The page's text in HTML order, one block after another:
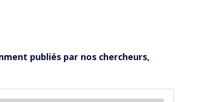
publiés par nos chercheurs,